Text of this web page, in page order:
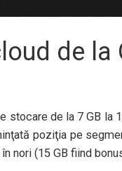
de la
stocare de la 7 GB la
poziţia pe
nori (15 GB fiind